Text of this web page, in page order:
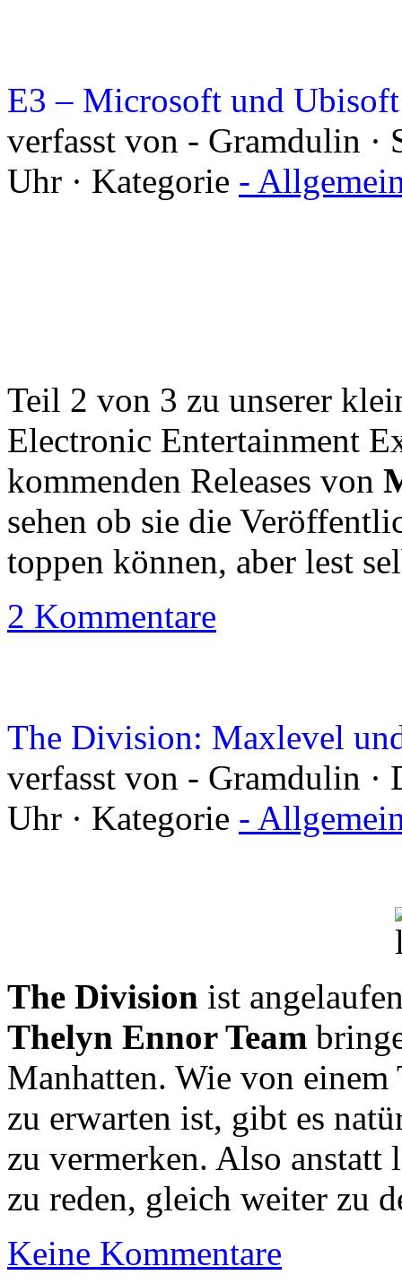
E3 – Microsoft und Ubisoft
verfasst von - Gramdulin ·
Uhr · Kategorie -
Teil 2 von 3 zu unserer
Electronic Entertainment
kommenden Releases von
sehen ob sie die
toppen können, aber lest
2 Kommentare
The Division: Maxlevel
verfasst von - Gramdulin ·
Uhr · Kategorie -
The Division ist
Thelyn Ennor Team
Manhatten. Wie von
zu erwarten ist, gibt es
zu vermerken. Also anstatt
zu reden, gleich weiter zu
Keine Kommentare